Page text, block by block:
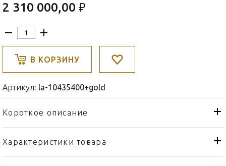
2 310 000,00 ₽
В КОРЗИНУ
Артикул: la-10435400+gold
Короткое описание
Характеристики товара
Тип товара
Бра, настенный светильник